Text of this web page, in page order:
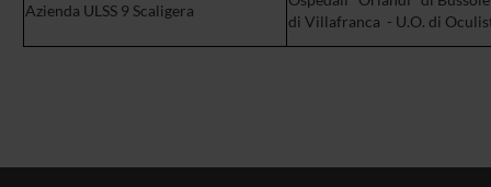
Azienda ULSS 9 Scaligera
di Villafranca - U.O. di